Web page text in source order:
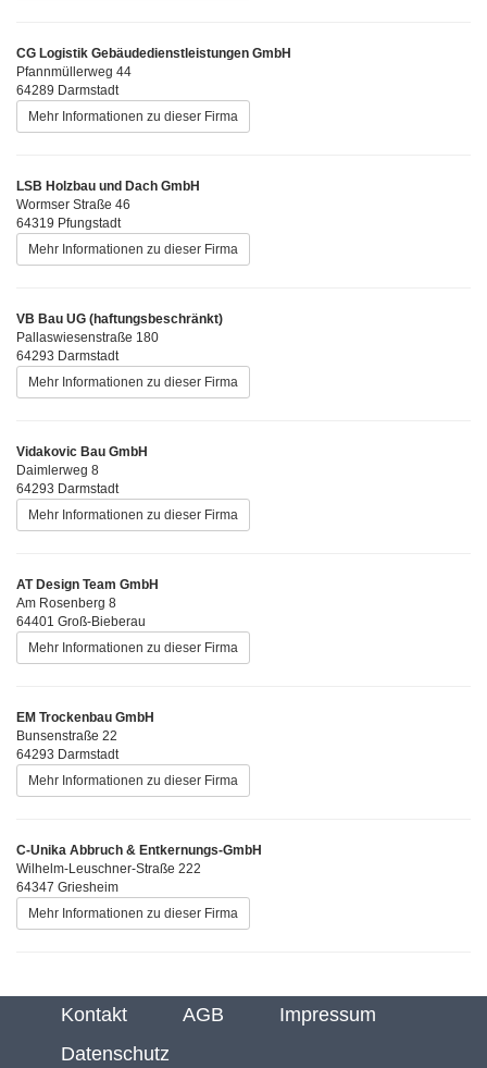
CG Logistik Gebäudedienstleistungen GmbH
Pfannmüllerweg 44
64289 Darmstadt
Mehr Informationen zu dieser Firma
LSB Holzbau und Dach GmbH
Wormser Straße 46
64319 Pfungstadt
Mehr Informationen zu dieser Firma
VB Bau UG (haftungsbeschränkt)
Pallaswiesenstraße 180
64293 Darmstadt
Mehr Informationen zu dieser Firma
Vidakovic Bau GmbH
Daimlerweg 8
64293 Darmstadt
Mehr Informationen zu dieser Firma
AT Design Team GmbH
Am Rosenberg 8
64401 Groß-Bieberau
Mehr Informationen zu dieser Firma
EM Trockenbau GmbH
Bunsenstraße 22
64293 Darmstadt
Mehr Informationen zu dieser Firma
C-Unika Abbruch & Entkernungs-GmbH
Wilhelm-Leuschner-Straße 222
64347 Griesheim
Mehr Informationen zu dieser Firma
Kontakt AGB
Impressum
Datenschutz